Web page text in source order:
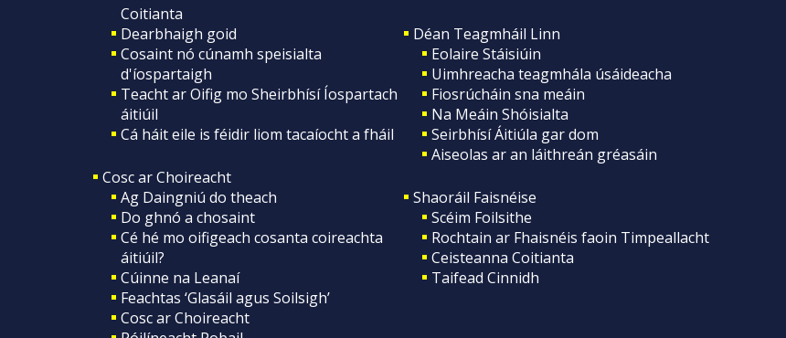
Coitianta
Dearbhaigh goid
Cosaint nó cúnamh speisialta
d'íospartaigh
Teacht ar Oifig mo Sheirbhísí Íospartach
áitiúil
Cá háit eile is féidir liom tacaíocht a fháil
Cosc ar Choireacht
Ag Daingniú do theach
Do ghnó a chosaint
Cé hé mo oifigeach cosanta coireachta
áitiúil?
Cúinne na Leanaí
Feachtas ‘Glasáil agus Soilsigh’
Cosc ar Choireacht
Déan Teagmháil Linn
Eolaire Stáisiúin
Uimhreacha teagmhála úsáideacha
Fiosrúcháin sna meáin
Na Meáin Shóisialta
Seirbhísí Áitiúla gar dom
Aiseolas ar an láithreán gréasáin
Shaoráil Faisnéise
Scéim Foilsithe
Rochtain ar Fhaisnéis faoin Timpeallacht
Ceisteanna Coitianta
Taifead Cinnidh